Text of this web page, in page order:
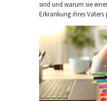
sind und warum sie
Erkrankung ihres Vaters